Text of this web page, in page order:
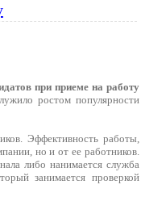
при приеме на работу
ростом популярности
Эффективность работы,
но и от ее работников.
либо нанимается служба
занимается проверкой